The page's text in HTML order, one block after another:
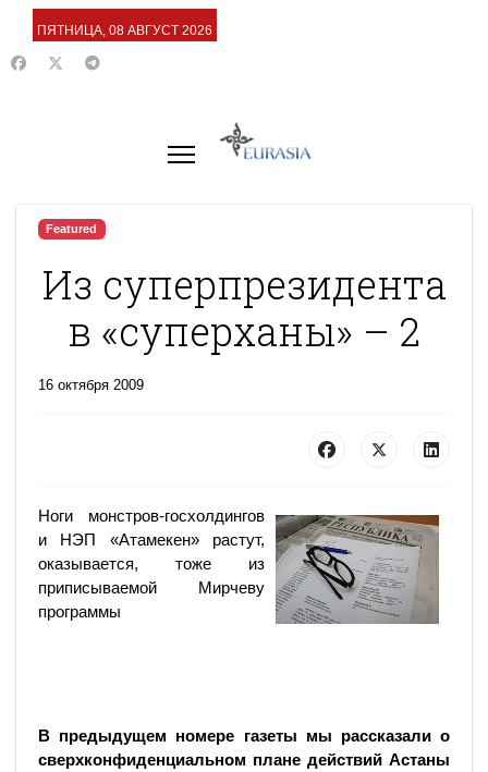
ПЯТНИЦА, 08 АВГУСТ 2026
Featured
Из суперпрезидента
в «суперханы» – 2
16 октября 2009
Ноги монстров-госхолдингов
и НЭП «Атамекен» растут,
оказывается, тоже из
приписываемой Мирчеву
программы
В предыдущем номере газеты мы рассказали о
сверхконфиденциальном плане действий Астаны